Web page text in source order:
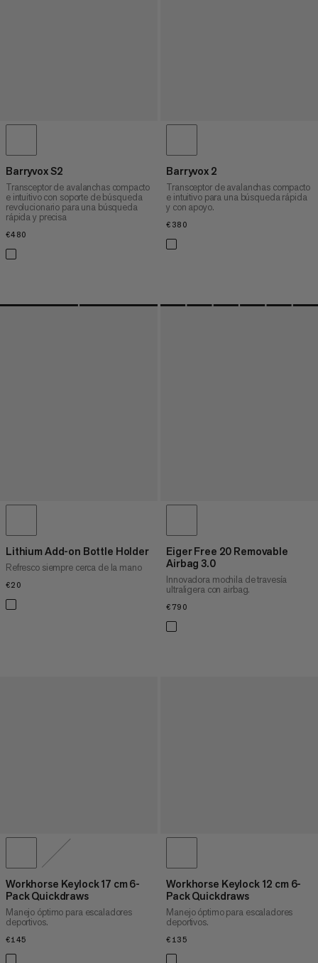
Barryvox S2
Transceptor de avalanchas compacto
e intuitivo con soporte de búsqueda
revolucionario para una búsqueda
rápida y precisa
€480
Barryvox 2
Transceptor de avalanchas compacto
e intuitivo para una búsqueda rápida
y con apoyo.
€380
Lithium Add-on Bottle Holder
Refresco siempre cerca de la mano
€20
Eiger Free 20 Removable
Airbag 3.0
Innovadora mochila de travesía
ultraligera con airbag.
€790
Workhorse Keylock 17 cm 6-
Pack Quickdraws
Manejo óptimo para escaladores
deportivos.
€145
Workhorse Keylock 12 cm 6-
Pack Quickdraws
Manejo óptimo para escaladores
deportivos.
€135